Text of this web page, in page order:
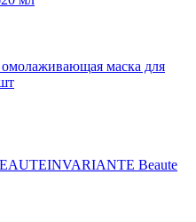
омолаживающая маска для
Beaute